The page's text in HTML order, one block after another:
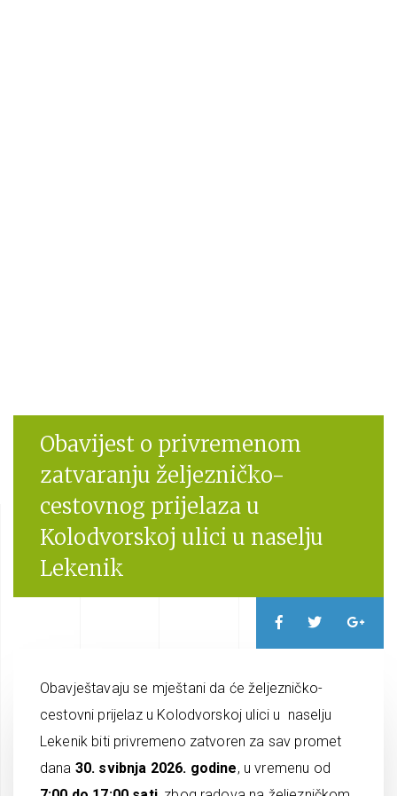
Obavijest o privremenom
zatvaranju željezničko-
cestovnog prijelaza u
Kolodvorskoj ulici u naselju
Lekenik
Obavještavaju se mještani da će željezničko-
cestovni prijelaz u Kolodvorskoj ulici u naselju
Lekenik biti privremeno zatvoren za sav promet
dana 30. svibnja 2026. godine, u vremenu od